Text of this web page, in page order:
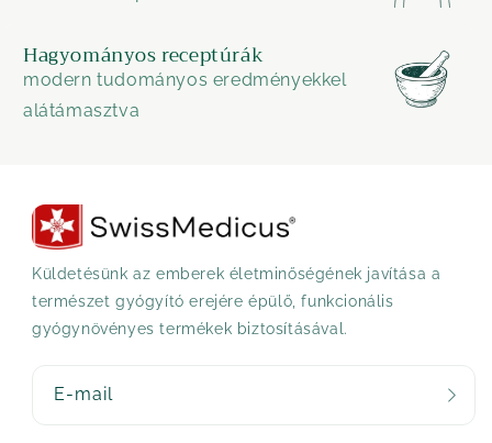
Hagyományos receptúrák
modern tudományos eredményekkel
alátámasztva
Küldetésünk az emberek életminőségének javítása a
természet gyógyító erejére épülő, funkcionális
gyógynövényes termékek biztosításával.
E-mail